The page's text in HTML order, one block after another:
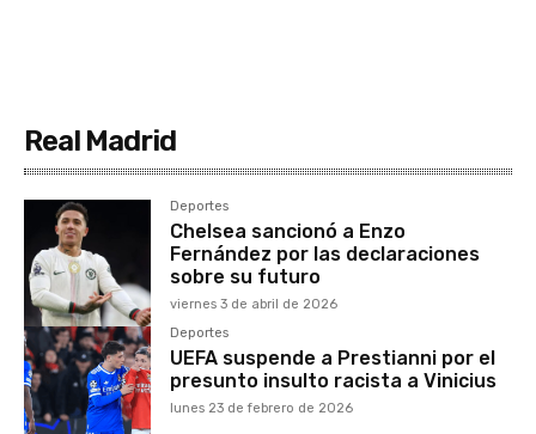
Real Madrid
Deportes
Chelsea sancionó a Enzo
Fernández por las declaraciones
sobre su futuro
viernes 3 de abril de 2026
Deportes
UEFA suspende a Prestianni por el
presunto insulto racista a Vinicius
lunes 23 de febrero de 2026